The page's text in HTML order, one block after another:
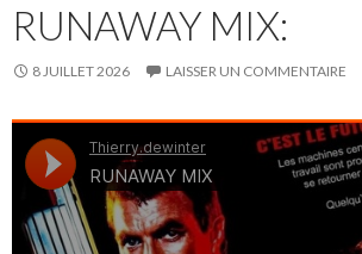
RUNAWAY MIX:
8 JUILLET 2026 LAISSER UN COMMENTAIRE